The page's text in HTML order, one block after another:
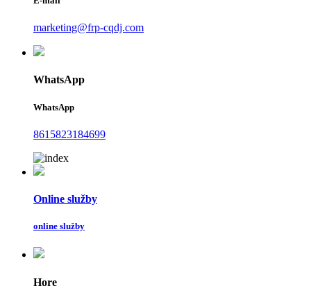
marketing@frp-cqdj.com
WhatsApp
WhatsApp
8615823184699
Online služby
online služby
Hore